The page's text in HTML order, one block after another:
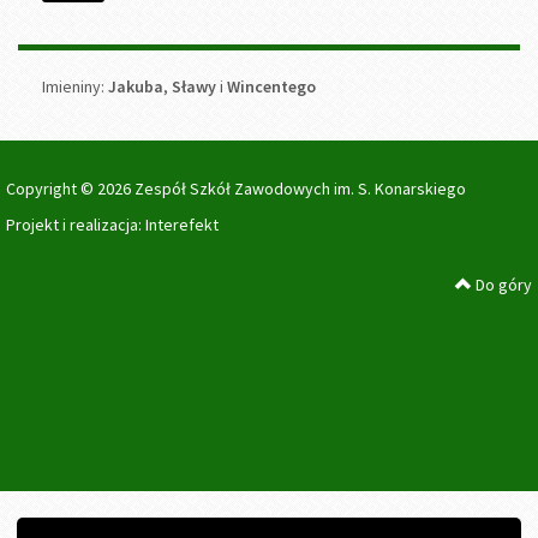
Imieniny
Imieniny: Jakuba, Sławyi Wincentego
Copyright © 2026 Zespół Szkół Zawodowych im. S. Konarskiego
Projekt i realizacja: Interefekt
Do góry